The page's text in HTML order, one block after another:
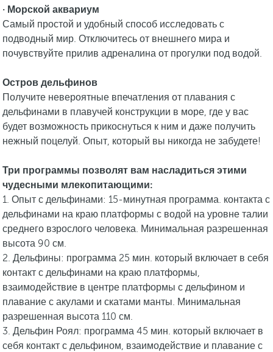
· Морской аквариум
Самый простой и удобный способ исследовать с
подводный мир. Отключитесь от внешнего мира и
почувствуйте прилив адреналина от прогулки под водой.
Остров дельфинов
Получите невероятные впечатления от плавания с
дельфинами в плавучей конструкции в море, где у вас
будет возможность прикоснуться к ним и даже получить
нежный поцелуй. Опыт, который вы никогда не забудете!
Три программы позволят вам насладиться этими
чудесными млекопитающими:
1. Опыт с дельфинами: 15-минутная программа. контакта с
дельфинами на краю платформы с водой на уровне талии
среднего взрослого человека. Минимальная разрешенная
высота 90 см.
2. Дельфины: программа 25 мин. который включает в себя
контакт с дельфинами на краю платформы,
взаимодействие в центре платформы с дельфином и
плавание с акулами и скатами манты. Минимальная
разрешенная высота 110 см.
3. Дельфин Роял: программа 45 мин. который включает в
себя контакт с дельфином, взаимодействие и плавание с